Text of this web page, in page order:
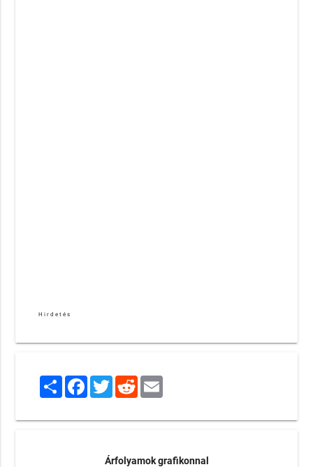
Hirdetés
ShareFacebook
TwitterRedditEmail
Árfolyamok grafikonnal